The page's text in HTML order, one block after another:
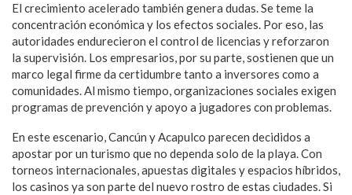
El crecimiento acelerado también genera dudas. Se teme la
concentración económica y los efectos sociales. Por eso, las
autoridades endurecieron el control de licencias y reforzaron
la supervisión. Los empresarios, por su parte, sostienen que un
marco legal firme da certidumbre tanto a inversores como a
comunidades. Al mismo tiempo, organizaciones sociales exigen
programas de prevención y apoyo a jugadores con problemas.
En este escenario, Cancún y Acapulco parecen decididos a
apostar por un turismo que no dependa solo de la playa. Con
torneos internacionales, apuestas digitales y espacios híbridos,
los casinos ya son parte del nuevo rostro de estas ciudades. Si